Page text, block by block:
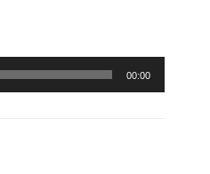
00:00